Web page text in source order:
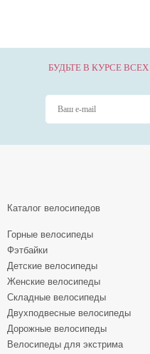
БУДЬТЕ В КУРСЕ
Каталог велосипедов
Горные велосипеды
Фэтбайки
Детские велосипеды
Женские велосипеды
Складные велосипеды
Двухподвесные велосипеды
Дорожные велосипеды
Велосипеды для экстрима